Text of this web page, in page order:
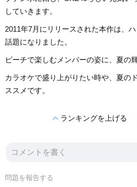
していきます。
2011年7月にリリースされた本作は、
話題になりました。
ビーチで楽しむメンバーの姿に、夏の
カラオケで盛り上がりたい時や、夏の
ススメです。
expand_lessランキングを上げる
問題を報告する